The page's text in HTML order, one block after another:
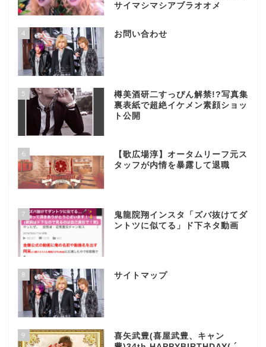
サイマシマシアブラオオメ
4 お問い合わせ
5
樽美酒研二すっぴん解禁!?写真集
裏表紙で超絶イケメン素顔ショッ
ト公開
6
【歌広場淳】オータムリーフ元ス
タッフが内情を暴露して退職
7
鬼龍院翔インスタ「ズバ抜けてダ
ントツに似てる」ド下ネタ動画
8 サイトマップ
9
喜矢武豊(喜屋武豊、キャン